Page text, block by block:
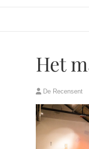
Het
De Recensent